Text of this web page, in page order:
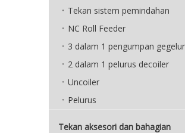
Tekan sistem pemindahan
NC Roll Feeder
2 dalam 1 pelurus decoiler
Uncoiler
Pelurus
Tekan aksesori dan bahagian